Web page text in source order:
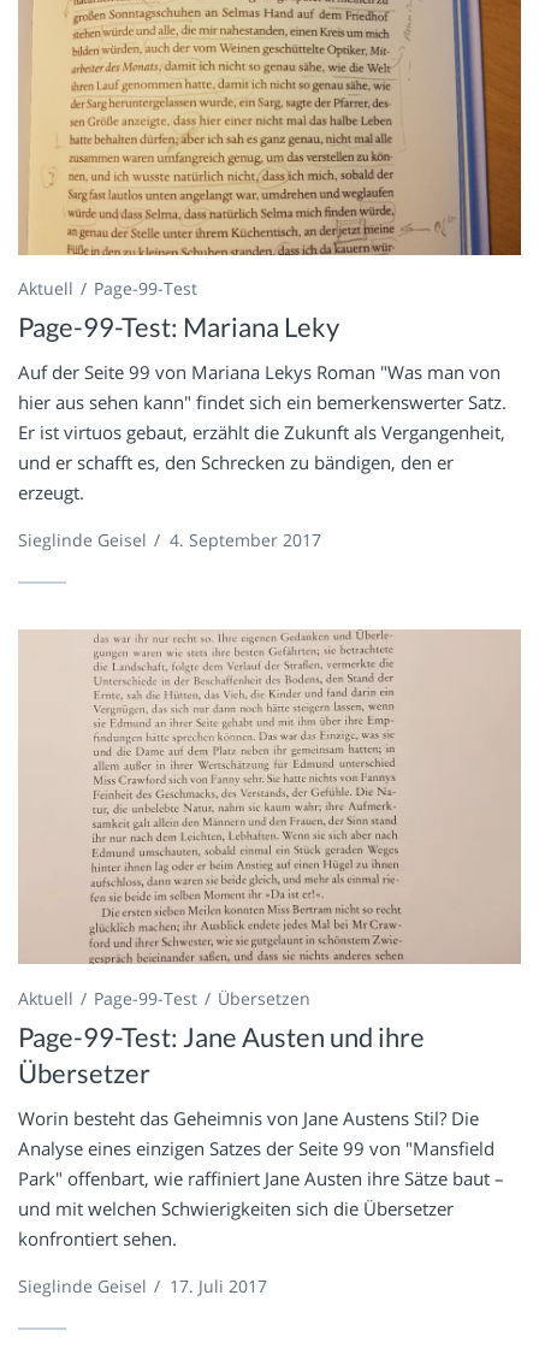
Aktuell Page-99-Test
Page-99-Test: Mariana Leky
Auf der Seite 99 von Mariana Lekys Roman "Was man von
hier aus sehen kann" findet sich ein bemerkenswerter Satz.
Er ist virtuos gebaut, erzählt die Zukunft als Vergangenheit,
und er schafft es, den Schrecken zu bändigen, den er
erzeugt.
Sieglinde Geisel / 4. September 2017
Aktuell Page-99-Test Übersetzen
Page-99-Test: Jane Austen und ihre
Übersetzer
Worin besteht das Geheimnis von Jane Austens Stil? Die
Analyse eines einzigen Satzes der Seite 99 von "Mansfield
Park" offenbart, wie raffiniert Jane Austen ihre Sätze baut –
und mit welchen Schwierigkeiten sich die Übersetzer
konfrontiert sehen.
Sieglinde Geisel / 17. Juli 2017